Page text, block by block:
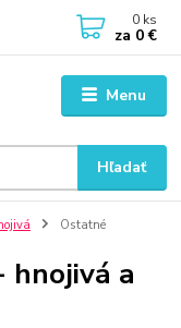
Menu
Hľadať
0 ks
za 0 €
Ostatné
a